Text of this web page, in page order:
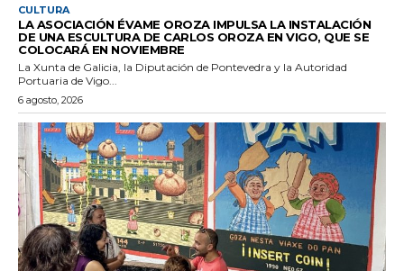
CULTURA
LA ASOCIACIÓN ÉVAME OROZA IMPULSA LA INSTALACIÓN
DE UNA ESCULTURA DE CARLOS OROZA EN VIGO, QUE SE
COLOCARÁ EN NOVIEMBRE
La Xunta de Galicia, la Diputación de Pontevedra y la Autoridad
Portuaria de Vigo...
6 agosto, 2026